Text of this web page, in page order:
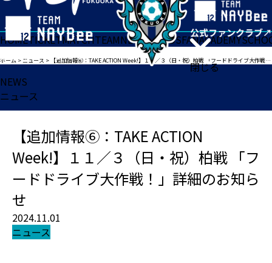
閉じる
HOMETICKETMATCHTEAMNEWSGOODSFANACADEMY
ホーム >ニュース > 【追加情報⑥：TAKE ACTION Week!】１１／３（日・祝）柏戦 「フードドライブ大作戦！」詳細のお知らせ
NEWS
ニュース
【追加情報⑥：TAKE ACTION
Week!】１１／３（日・祝）柏戦 「フ
ードドライブ大作戦！」詳細のお知ら
せ
2024.11.01
ニュース